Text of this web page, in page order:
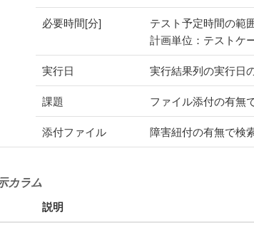
必要時間[分]
テスト予定時間の範
計画単位：テストケ
実行日 実行結果列の実行日
課題 ファイル添付の有無
添付ファイル 障害紐付の有無で検
カラム
説明